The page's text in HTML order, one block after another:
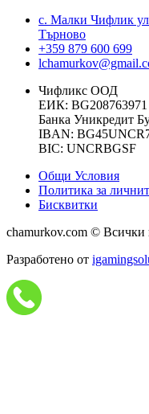
с. Малки Чифлик
Търново
+359 879 600 699
Чифликс ООД
ЕИК: BG208763971
Банка Уникредит
IBAN:
BIC: UNCRBGSF
Общи Условия
Политика за
Бисквитки
chamurkov.com © Всички
Разработено от